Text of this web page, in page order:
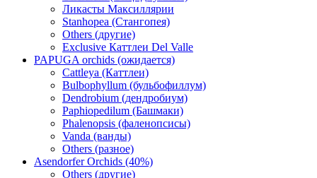
Ликасты Максиллярии
Stanhopea (Стангопея)
Others (другие)
Exclusive Каттлеи Del Valle
PAPUGA orchids (ожидается)
Cattleya (Каттлеи)
Bulbophyllum (бульбофиллум)
Dendrobium (дендробиум)
Paphiopedilum (Башмаки)
Phalenopsis (фаленопсисы)
Vanda (ванды)
Others (разное)
Asendorfer Orchids (40%)
Others (другие)